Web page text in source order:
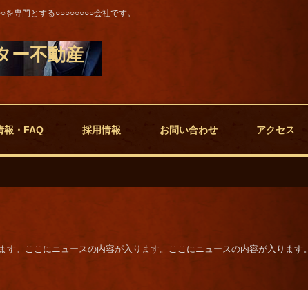
ー不動産
専門とする○○○○○○○○会社です。
報・FAQ 採用情報 お問い合わせ アクセス
。ここにニュースの内容が入ります。ここにニュースの内容が入ります。